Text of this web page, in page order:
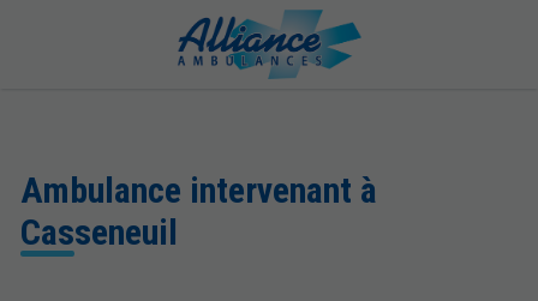
Ambulance intervenant à
Casseneuil